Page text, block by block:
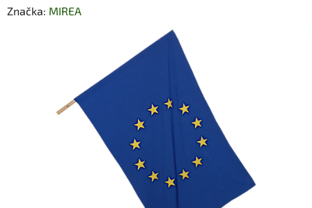
hodnotenie
Značka: MIREA